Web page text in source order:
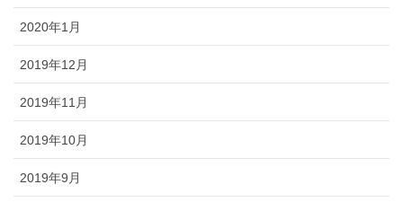
2020年1月
2019年12月
2019年11月
2019年10月
2019年9月